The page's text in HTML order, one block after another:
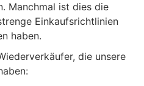
Manchmal ist dies die
Einkaufsrichtlinien
haben.
die unsere